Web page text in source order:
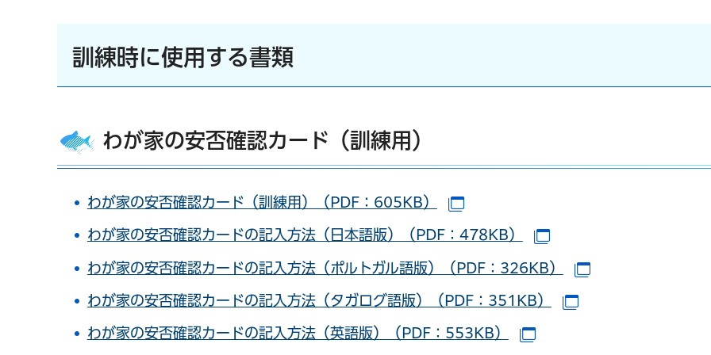
訓練時に使用する書類
わが家の安否確認カード（訓練用）
わが家の安否確認カード（訓練用）（PDF：605KB） （別ウインドウで開きます）
わが家の安否確認カードの記入方法（日本語版）（PDF：478KB） （別ウインドウで開きま
わが家の安否確認カードの記入方法（ポルトガル語版）（PDF：326KB）
わが家の安否確認カードの記入方法（タガログ語版）（PDF：351KB） （別ウインドウで開
わが家の安否確認カードの記入方法（英語版）（PDF：553KB） （別ウインドウで開きます